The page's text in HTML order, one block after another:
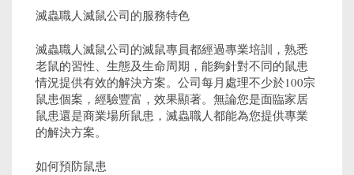
滅蟲職人滅鼠公司的服務特色
滅蟲職人滅鼠公司的滅鼠專員都經過專業培訓，熟悉
老鼠的習性、生態及生命周期，能夠針對不同的鼠患
情況提供有效的解決方案。公司每月處理不少於100宗
鼠患個案，經驗豐富，效果顯著。無論您是面臨家居
鼠患還是商業場所鼠患，滅蟲職人都能為您提供專業
的解決方案。
如何預防鼠患